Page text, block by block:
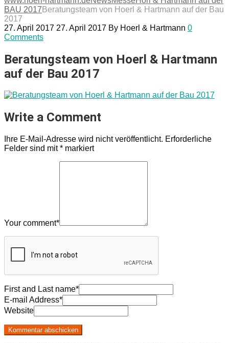
BAU 2017 Beratungsteam von Hoerl & Hartmann auf der Bau
2017
27. April 2017 27. April 2017 By Hoerl & Hartmann 0
Comments
Beratungsteam von Hoerl & Hartmann
auf der Bau 2017
Write a Comment
Ihre E-Mail-Adresse wird nicht veröffentlicht. Erforderliche
Felder sind mit* markiert
Your comment*
First and Last name*
E-mail Address*
Website